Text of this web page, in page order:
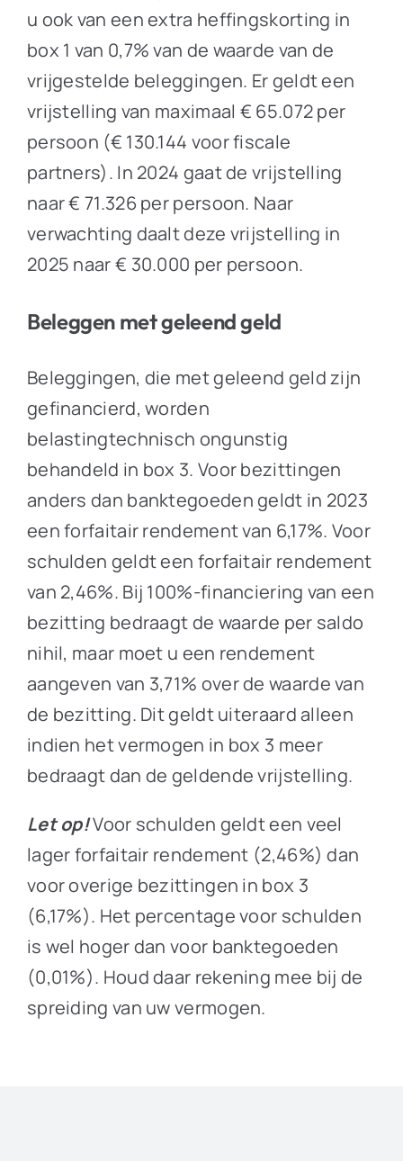
u ook van een extra heffingskorting in
box 1 van 0,7% van de waarde van de
vrijgestelde beleggingen. Er geldt een
vrijstelling van maximaal € 65.072 per
persoon (€ 130.144 voor fiscale
partners). In 2024 gaat de vrijstelling
naar € 71.326 per persoon. Naar
verwachting daalt deze vrijstelling in
2025 naar € 30.000 per persoon.
Beleggen met geleend geld
Beleggingen, die met geleend geld zijn
gefinancierd, worden
belastingtechnisch ongunstig
behandeld in box 3. Voor bezittingen
anders dan banktegoeden geldt in 2023
een forfaitair rendement van 6,17%. Voor
schulden geldt een forfaitair rendement
van 2,46%. Bij 100%-financiering van een
bezitting bedraagt de waarde per saldo
nihil, maar moet u een rendement
aangeven van 3,71% over de waarde van
de bezitting. Dit geldt uiteraard alleen
indien het vermogen in box 3 meer
bedraagt dan de geldende vrijstelling.
Let op!Voor schulden geldt een veel
lager forfaitair rendement (2,46%) dan
voor overige bezittingen in box 3
(6,17%). Het percentage voor schulden
is wel hoger dan voor banktegoeden
(0,01%). Houd daar rekening mee bij de
spreiding van uw vermogen.